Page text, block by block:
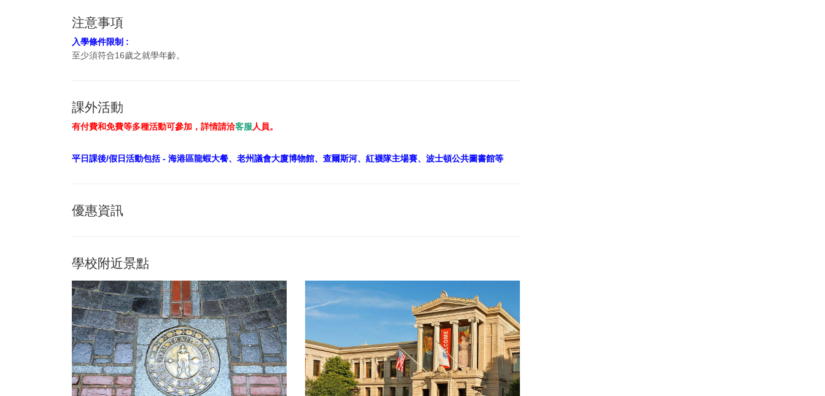
注意事項
入學條件限制 :
至少須符合16歲之就學年齡。
課外活動
有付費和免費等多種活動可參加，詳情請洽客服人員。
平日課後/假日活動包括 - 海港區龍蝦大餐、老州議會大廈博物館、查爾斯河、紅襪隊主場賽、波士頓公共圖書館等
優惠資訊
學校附近景點